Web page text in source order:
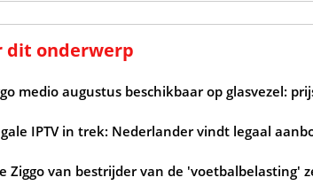
dit onderwerp
medio augustus beschikbaar op glasvezel:
IPTV in trek: Nederlander vindt legaal
Ziggo van bestrijder van de 'voetbalbelasting'